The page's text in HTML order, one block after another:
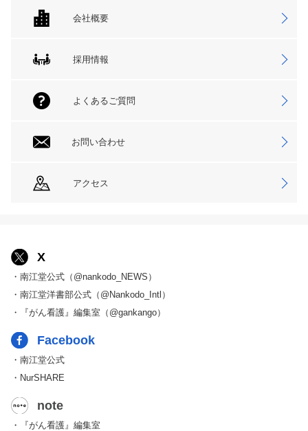
会社概要
採用情報
よくあるご質問
お問い合わせ
アクセス
X
・南江堂公式（@nankodo_NEWS）
・南江堂洋書部公式（@Nankodo_Intl）
・『がん看護』編集室（@gankango）
Facebook
・南江堂公式
・NurSHARE
note
・『がん看護』編集室